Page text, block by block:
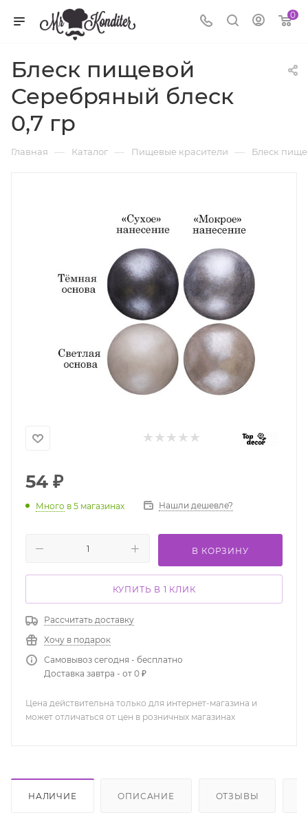
0
Блеск пищевой
Серебряный блеск
0,7 гр
Главная — Каталог — Пищевые красители — Блеск
54 ₽
Много в 5 магазинах Нашли дешевле?
В КОРЗИНУ
КУПИТЬ В 1 КЛИК
Рассчитать доставку
Хочу в подарок
Самовывоз сегодня - бесплатно
Доставка завтра - от 0 ₽
Цена действительна только для интернет-магазина и
может отличаться от цен в розничных магазинах
НАЛИЧИЕ ОПИСАНИЕ ОТЗЫВЫ